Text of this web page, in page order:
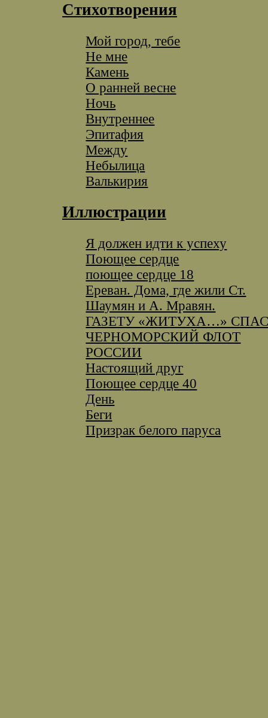
Стихотворения
Мой город, тебе
Не мне
Камень
О ранней весне
Ночь
Внутреннее
Эпитафия
Между
Небылица
Валькирия
Иллюстрации
Я должен идти к успеху
Поющее сердце
поющее сердце 18
Ереван. Дома, где жили Ст.
Шаумян и А. Мравян.
ГАЗЕТУ «ЖИТУХА…»
ЧЕРНОМОРСКИЙ ФЛОТ
РОССИИ
Настоящий друг
Поющее сердце 40
День
Беги
Призрак белого паруса